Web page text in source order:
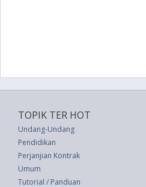
TOPIK TER HOT
Undang-Undang
Pendidikan
Perjanjian Kontrak
Umum
Tutorial / Panduan